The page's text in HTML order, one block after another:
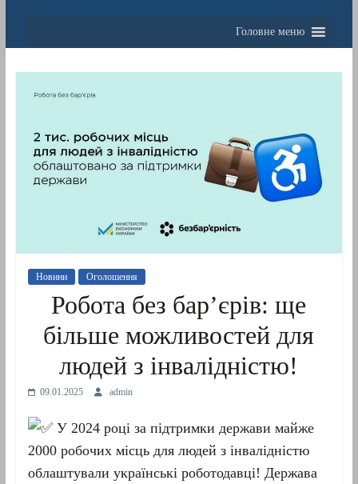
Головне меню
Новини Оголошення
Робота без бар’єрів: ще
більше можливостей для
людей з інвалідністю!
09.01.2025 admin
У 2024 році за підтримки держави майже
2000 робочих місць для людей з інвалідністю
облаштували українські роботодавці! Держава